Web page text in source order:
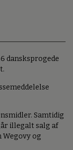
dansksprogede
Samtidig
illegalt salg af
og